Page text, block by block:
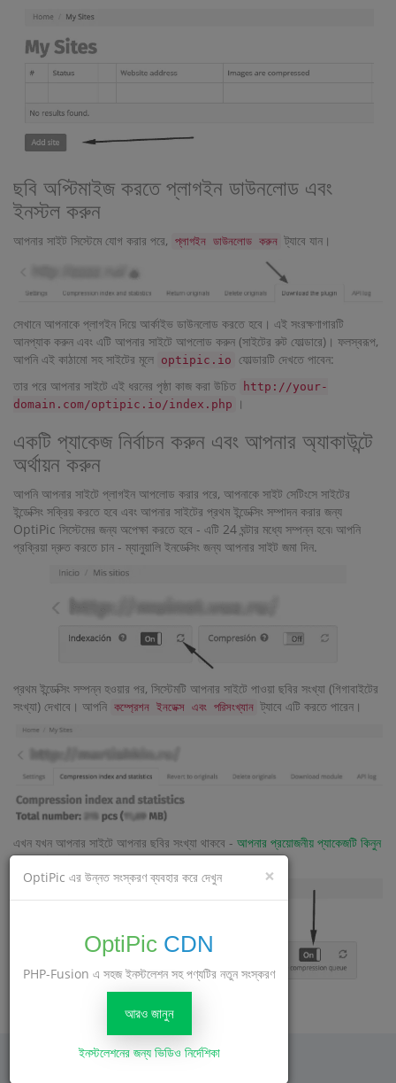
ছবি অপ্টিমাইজ করতে প্লাগইন ডাউনলোড এবং
ইনস্টল করুন
আপনার সাইট সিস্টেমে যোগ করার পরে, প্লাগইন ডাউনলোড করুন ট্যাবে যান।
সেখানে আপনাকে প্লাগইন দিয়ে আর্কাইভ ডাউনলোড করতে হবে। এই সংরক্ষণাগারটি
আনপ্যাক করুন এবং এটি আপনার সাইটে আপলোড করুন (সাইটের রুট ফোল্ডারে)। ফলস্বরূপ,
আপনি এই কাঠামো সহ সাইটের মূলে optipic.io ফোল্ডারটি দেখতে পাবেন:
তার পরে আপনার সাইটে এই ধরনের পৃষ্ঠা কাজ করা উচিত
http://your-
domain.com/optipic.io/index.php
।
একটি প্যাকেজ নির্বাচন করুন এবং আপনার অ্যাকাউন্টে
অর্থায়ন করুন
আপনি আপনার সাইটে প্লাগইন আপলোড করার পরে, আপনাকে সাইট সেটিংসে সাইটের
ইন্ডেক্সিং সক্রিয় করতে হবে এবং আপনার সাইটের প্রথম ইন্ডেক্সিং সম্পাদন করার জন্য
OptiPic সিস্টেমের জন্য অপেক্ষা করতে হবে - এটি 24 ঘন্টার মধ্যে সম্পন্ন হবে৷ আপনি
প্রক্রিয়া দ্রুত করতে চান - ম্যানুয়ালি ইনডেক্সিং জন্য আপনার সাইট জমা দিন.
প্রথম ইন্ডেক্সিং সম্পন্ন হওয়ার পর, সিস্টেমটি আপনার সাইটে পাওয়া ছবির সংখ্যা (গিগাবাইটের
সংখ্যা) দেখাবে। আপনি কম্প্রেশন ইনডেক্স এবং পরিসংখ্যান ট্যাবে এটি করতে পারেন।
এখন যখন আপনার সাইটে আপনার ছবির সংখ্যা থাকবে - আপনার প্রয়োজনীয় প্যাকেজটি কিনুন
এবং সাইট সেটিংসে কম্প্রেশন শুরু করুন।
×
OptiPic এর উন্নত সংস্করণ ব্যবহার করে দেখুন
OptiPic CDN
PHP-Fusion এ সহজ ইনস্টলেশন সহ পণ্যটির নতুন সংস্করণ
আরও জানুন
ইনস্টলেশনের জন্য ভিডিও নির্দেশিকা